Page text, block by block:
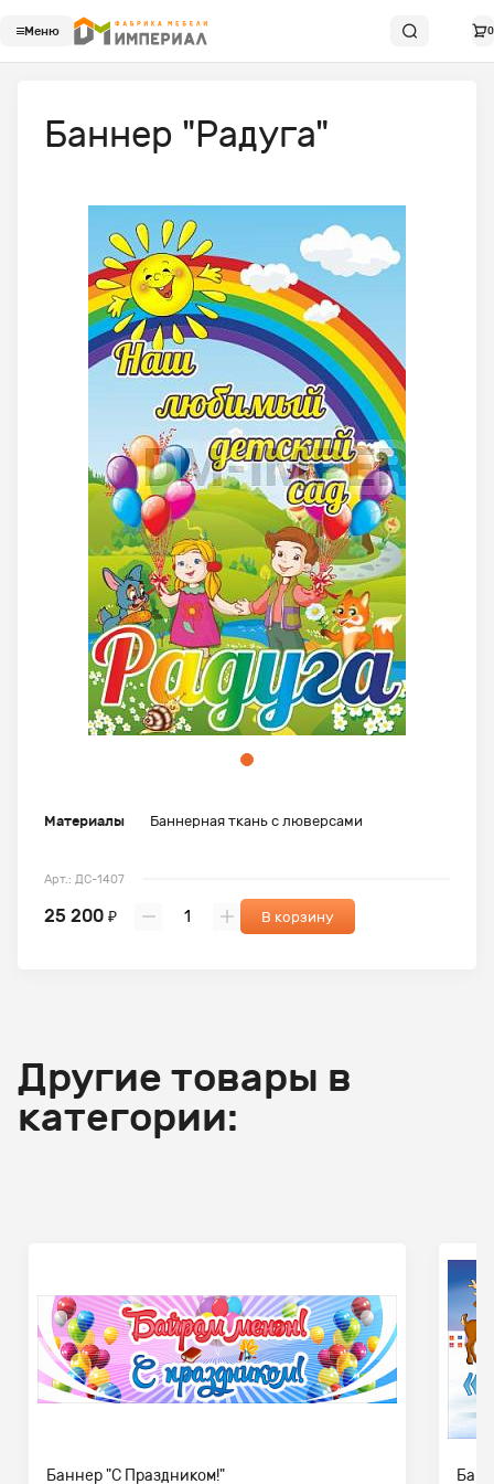
Меню 0
Материалы Баннерная ткань с люверсами
Арт.: ДС-1407
25 200 ₽ В корзину
Баннер "Радуга"
Другие товары в
категории:
Баннер "С Праздником!"